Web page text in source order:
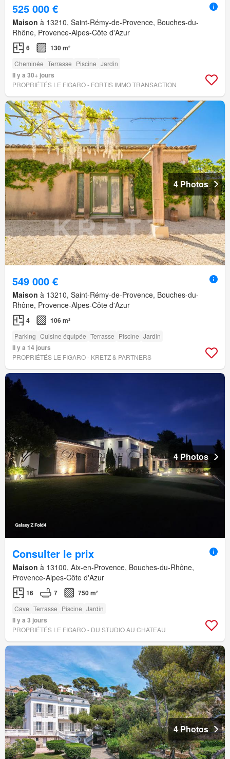
525 000 €
Maison à 13210, Saint-Rémy-de-Provence, Bouches-du-
Rhône, Provence-Alpes-Côte d'Azur
6 130 m²
Cheminée Terrasse Piscine Jardin
Il y a 30+ jours
PROPRIÉTÉS LE FIGARO - FORTIS IMMO TRANSACTION
4 Photos
549 000 €
Maison à 13210, Saint-Rémy-de-Provence, Bouches-du-
Rhône, Provence-Alpes-Côte d'Azur
4 106 m²
Parking Cuisine équipée Terrasse Piscine Jardin
Il y a 14 jours
PROPRIÉTÉS LE FIGARO - KRETZ & PARTNERS
4 Photos
Consulter le prix
Maison à 13100, Aix-en-Provence, Bouches-du-Rhône,
Provence-Alpes-Côte d'Azur
16 7 750 m²
Cave Terrasse Piscine Jardin
Il y a 3 jours
PROPRIÉTÉS LE FIGARO - DU STUDIO AU CHATEAU
4 Photos